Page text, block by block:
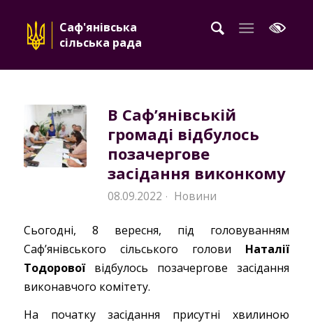
Саф'янівська
сільська рада
В Саф’янівській
громаді відбулось
позачергове
засідання виконкому
08.09.2022 · Новини
Сьогодні, 8 вересня, під головуванням
Саф’янівського сільського голови Наталії
Тодоровоївідбулось позачергове засідання
виконавчого комітету.
На початку засідання присутні хвилиною